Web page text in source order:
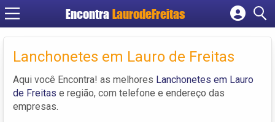
Encontra LaurodeFreitas
Fazer login
Lanchonetes em Lauro de Freitas
Aqui você Encontra! as melhores Lanchonetes em Lauro
de Freitas e região, com telefone e endereço das
empresas.